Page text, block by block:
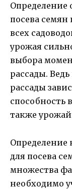
Определение
посева семян
всех
урожая
выбора
рассады.
рассады
способность
также
Определение
для посева
множества
необходимо